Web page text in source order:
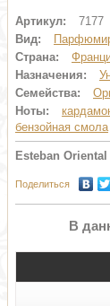
Артикул:
7177
Вид:
Страна:
Назначения:
Семейства:
Ноты:
бензойная смола
Esteban
Поделиться
В